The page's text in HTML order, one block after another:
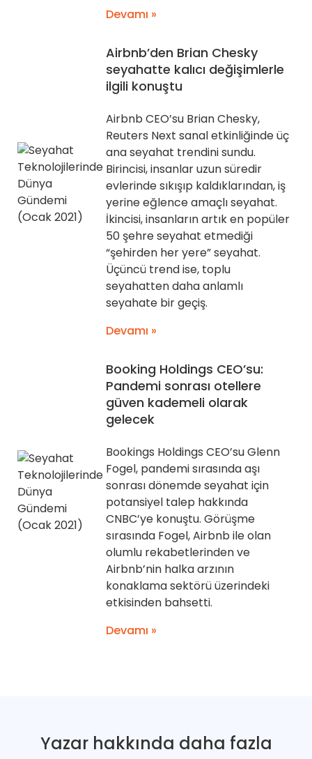
Devamı »
Airbnb’den Brian Chesky
seyahatte kalıcı değişimlerle
ilgili konuştu
Airbnb CEO’su Brian Chesky,
Reuters Next sanal etkinliğinde üç
ana seyahat trendini sundu.
Birincisi, insanlar uzun süredir
evlerinde sıkışıp kaldıklarından, iş
yerine eğlence amaçlı seyahat.
İkincisi, insanların artık en popüler
50 şehre seyahat etmediği
“şehirden her yere” seyahat.
Üçüncü trend ise, toplu
seyahatten daha anlamlı
seyahate bir geçiş.
Devamı »
Booking Holdings CEO’su:
Pandemi sonrası otellere
güven kademeli olarak
gelecek
Bookings Holdings CEO’su Glenn
Fogel, pandemi sırasında aşı
sonrası dönemde seyahat için
potansiyel talep hakkında
CNBC’ye konuştu. Görüşme
sırasında Fogel, Airbnb ile olan
olumlu rekabetlerinden ve
Airbnb’nin halka arzının
konaklama sektörü üzerindeki
etkisinden bahsetti.
Devamı »
Yazar hakkında daha fazla